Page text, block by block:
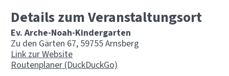
Details zum Veranstaltungsort
Ev. Arche-Noah-Kindergarten
Zu den Gärten 67, 59755 Arnsberg
Link zur Website
Routenplaner (DuckDuckGo)